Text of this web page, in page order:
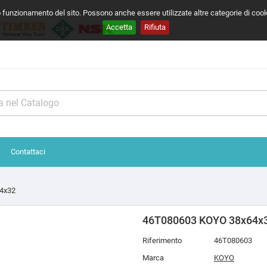
del sito. Possono anche essere utilizzate altre categorie di
Accetta
Rifiuta
Contattaci
46T080603 KOYO
Riferimento
46T080603
Marca
KOYO